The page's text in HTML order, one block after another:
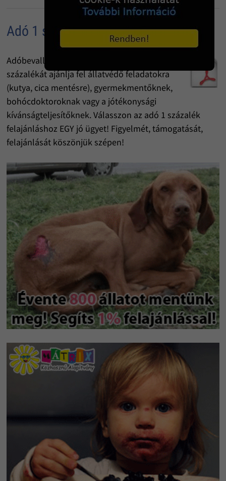
Adó 1 százalék felajánlás
Adóbevalláskor a személyi jövedelemadó 1
százalékát ajánlja fel állatvédő feladatokra
(kutya, cica mentésre), gyermekmentőknek,
bohócdoktoroknak vagy a jótékonysági
kívánságteljesítőknek. Válasszon az adó 1 százalék
felajánláshoz EGY jó ügyet! Figyelmét, támogatását,
felajánlását köszönjük szépen!